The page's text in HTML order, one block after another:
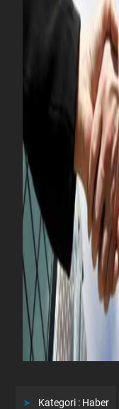
Kategori : Haber